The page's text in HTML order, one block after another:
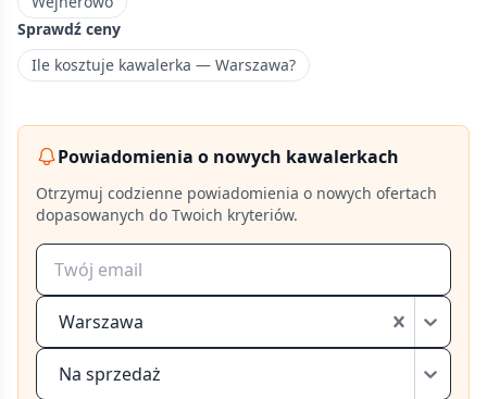
Sprawdź ceny
Ile kosztuje kawalerka — Warszawa?
Powiadomienia o nowych kawalerkach
Otrzymuj codzienne powiadomienia o nowych ofertach
dopasowanych do Twoich kryteriów.
Warszawa
Na sprzedaż